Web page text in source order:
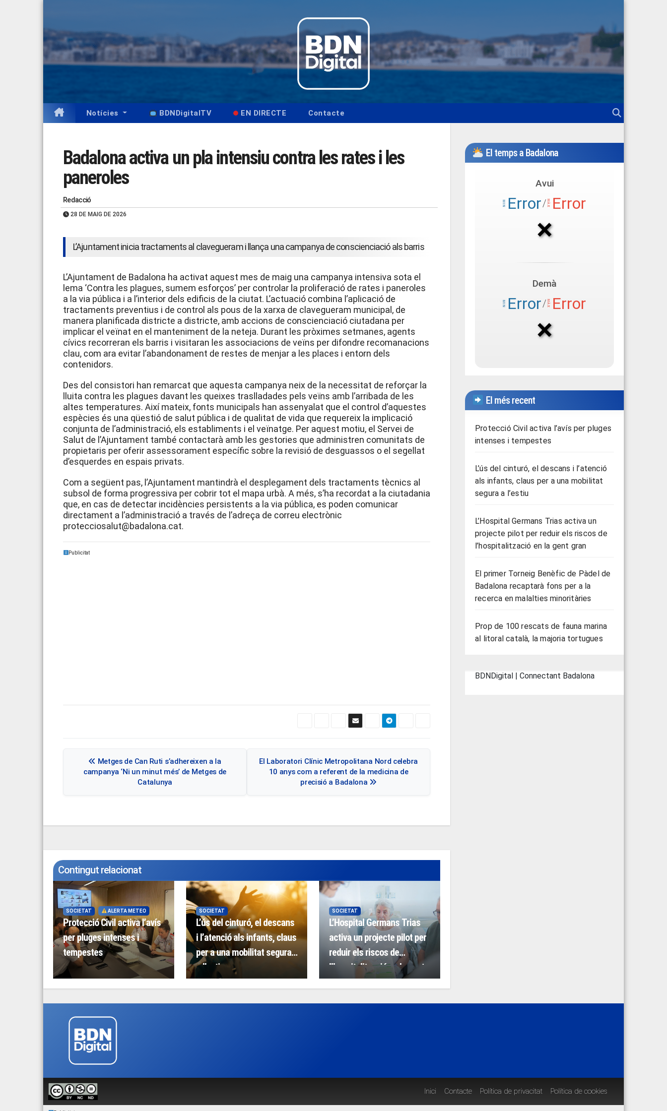
content
Notícies BDNDigitalTV EN DIRECTE Contacte
Badalona activa un pla intensiu contra les rates i les
paneroles
Redacció
28 DE MAIG DE 2026
L’Ajuntament inicia tractaments al clavegueram i llança una campanya de conscienciació als barris
L’Ajuntament de Badalona ha activat aquest mes de maig una campanya intensiva sota el
lema ‘Contra les plagues, sumem esforços’ per controlar la proliferació de rates i paneroles
a la via pública i a l’interior dels edificis de la ciutat. L’actuació combina l’aplicació de
tractaments preventius i de control als pous de la xarxa de clavegueram municipal, de
manera planificada districte a districte, amb accions de conscienciació ciutadana per
implicar el veïnat en el manteniment de la neteja. Durant les pròximes setmanes, agents
cívics recorreran els barris i visitaran les associacions de veïns per difondre recomanacions
clau, com ara evitar l’abandonament de restes de menjar a les places i entorn dels
contenidors.
Des del consistori han remarcat que aquesta campanya neix de la necessitat de reforçar la
lluita contra les plagues davant les queixes traslladades pels veïns amb l’arribada de les
altes temperatures. Així mateix, fonts municipals han assenyalat que el control d’aquestes
espècies és una qüestió de salut pública i de qualitat de vida que requereix la implicació
conjunta de l’administració, els establiments i el veïnatge. Per aquest motiu, el Servei de
Salut de l’Ajuntament també contactarà amb les gestories que administren comunitats de
propietaris per oferir assessorament específic sobre la revisió de desguassos o el segellat
d’esquerdes en espais privats.
Com a següent pas, l’Ajuntament mantindrà el desplegament dels tractaments tècnics al
subsol de forma progressiva per cobrir tot el mapa urbà. A més, s’ha recordat a la ciutadania
que, en cas de detectar incidències persistents a la via pública, es poden comunicar
directament a l’administració a través de l’adreça de correu electrònic
protecciosalut@badalona.cat.
Publicitat
El Laboratori Clínic Metropolitana Nord celebra
10 anys com a referent de la medicina de
precisió a Badalona
Metges de Can Ruti s’adhereixen a la
campanya ‘Ni un minut més’ de Metges de
Catalunya
Contingut relacionat
SOCIETAT ALERTA METEO
Protecció Civil activa l’avís
per pluges intenses i
tempestes
SOCIETAT
L’ús del cinturó, el descans
i l’atenció als infants, claus
per a una mobilitat segura
a l’estiu
SOCIETAT
L’Hospital Germans Trias
activa un projecte pilot per
reduir els riscos de
l’hospitalització en la gent
gran
El temps a Badalona
El més recent
Protecció Civil activa l’avís per pluges
intenses i tempestes
L’ús del cinturó, el descans i l’atenció
als infants, claus per a una mobilitat
segura a l’estiu
L’Hospital Germans Trias activa un
projecte pilot per reduir els riscos de
l’hospitalització en la gent gran
El primer Torneig Benèfic de Pàdel de
Badalona recaptarà fons per a la
recerca en malalties minoritàries
Prop de 100 rescats de fauna marina
al litoral català, la majoria tortugues
BDNDigital | Connectant Badalona
Inici Contacte Política de privacitat Política de cookies